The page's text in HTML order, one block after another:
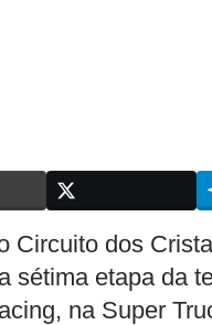
Circuito dos
sétima etapa da
na Super